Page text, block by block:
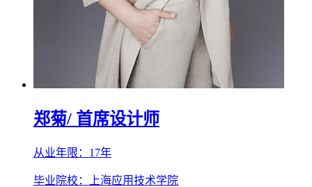
郑菊/ 首席设计师
从业年限：17年
毕业院校：上海应用技术学院